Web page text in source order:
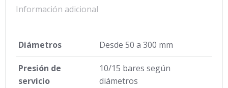
Información adicional
Diámetros Desde 50 a 300 mm
Presión de
servicio
10/15 bares según
diámetros